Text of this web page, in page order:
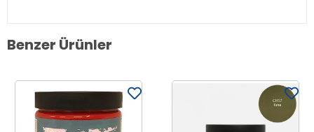
Benzer Ürünler